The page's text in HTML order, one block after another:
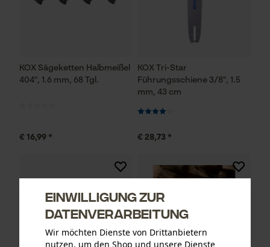
KOX Sägeketten Halbmeißel
404", 1.6 mm, 68 Tgl.
€ 16,99 *
KOX Tri-Star
Führungsschiene 3/8", 1.5
mm, 43 cm
€ 28,73 *
Einwilligung zur
Datenverarbeitung
Wir möchten Dienste von Drittanbietern
nutzen, um den Shop und unsere Dienste